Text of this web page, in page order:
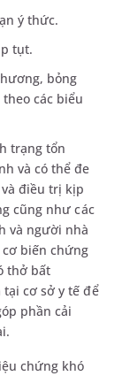
ý thức.
tụt.
bỏng
các biểu
trạng tổn
và có thể đe
điều trị kịp
cũng như các
và người nhà
biến chứng
thở bất
cơ sở y tế để
phần cải
chứng khó